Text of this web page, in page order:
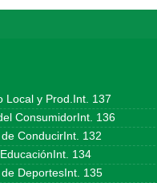
Local y Prod.Int. 137
ConsumidorInt. 136
ConducirInt. 132
134
de DeportesInt. 135